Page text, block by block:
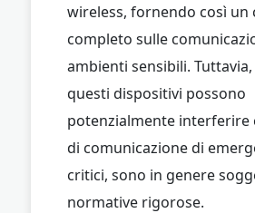
wireless, fornendo così un
completo sulle
ambienti sensibili.
questi dispositivi possono
potenzialmente interferire
di comunicazione di
critici, sono in genere
normative rigorose.